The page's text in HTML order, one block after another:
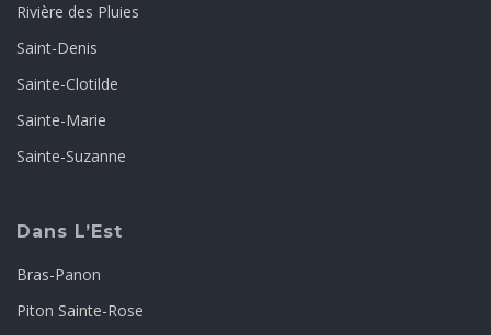
Rivière des Pluies
Saint-Denis
Sainte-Clotilde
Sainte-Marie
Sainte-Suzanne
Dans L’Est
Bras-Panon
Piton Sainte-Rose